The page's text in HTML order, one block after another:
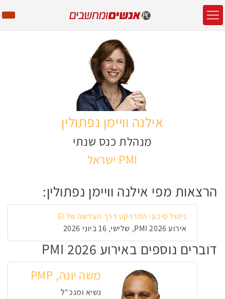
אילנה וויימן נפתולין
מנהלת כנס שנתי
PMI ישראל
הרצאות מפי אילנה וויימן נפתולין:
ניהול סיכוני הפרויקט דרך העדשה של EI
אירוע PMI 2026, שלישי, 16 ביוני 2026
דוברים נוספים באירוע PMI 2026
משה יונה, PMP
נשיא ומנכ"ל